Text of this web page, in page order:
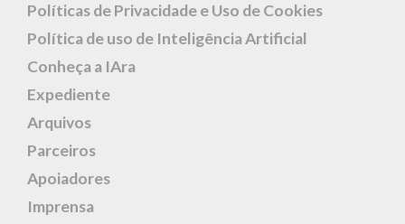
Políticas de Privacidade e Uso de Cookies
Política de uso de Inteligência Artificial
Conheça a IAra
Expediente
Arquivos
Parceiros
Apoiadores
Imprensa